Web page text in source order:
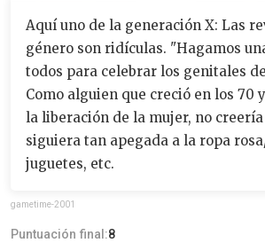
Aquí uno de la generación X: Las
género son ridículas. "Hagamos
todos para celebrar los genitales
Como alguien que creció en los 70
la liberación de la mujer, no
siguiera tan apegada a la ropa
juguetes, etc.
gametime-2001
Puntuación final:8